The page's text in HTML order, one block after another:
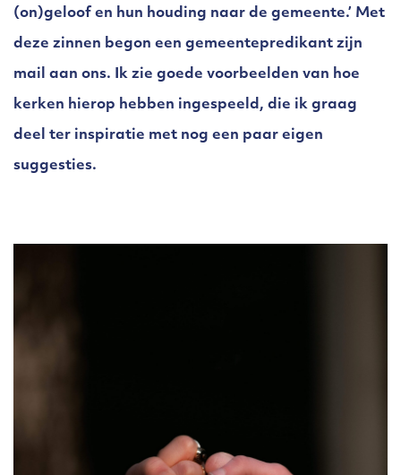
(on)geloof en hun houding naar de gemeente.’ Met
deze zinnen begon een gemeentepredikant zijn
mail aan ons. Ik zie goede voorbeelden van hoe
kerken hierop hebben ingespeeld, die ik graag
deel ter inspiratie met nog een paar eigen
suggesties.